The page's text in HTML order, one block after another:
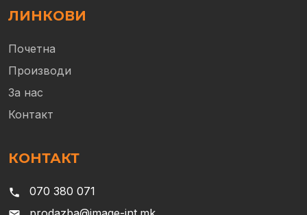
ЛИНКОВИ
Почетна
Производи
За нас
Контакт
КОНТАКТ
phone 070 380 071